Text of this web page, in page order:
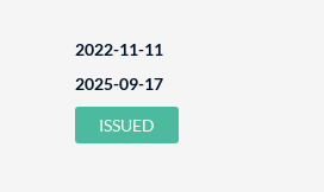
2022-11-11
2025-09-17
ISSUED